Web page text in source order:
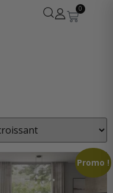
0
Promo !